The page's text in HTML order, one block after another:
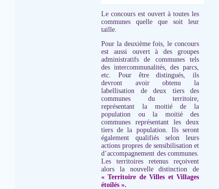
Le concours est ouvert à toutes les
communes quelle que soit leur
taille.
Pour la deuxième fois, le concours
est aussi ouvert à des groupes
administratifs de communes tels
des intercommunalités, des parcs,
etc. Pour être distingués, ils
devront avoir obtenu la
labellisation de deux tiers des
communes du territoire,
représentant la moitié de la
population ou la moitié des
communes représentant les deux
tiers de la population. Ils seront
également qualifiés selon leurs
actions propres de sensibilisation et
d’accompagnement des communes.
Les territoires retenus reçoivent
alors la nouvelle distinction de
« Territoire de Villes et Villages
étoilés ».